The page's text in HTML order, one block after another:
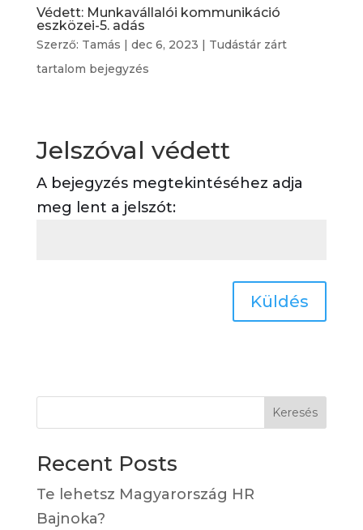
Védett: Munkavállalói kommunikáció
eszközei-5. adás
Szerző: Tamás | dec 6, 2023 | Tudástár zárt
tartalom bejegyzés
Jelszóval védett
A bejegyzés megtekintéséhez adja
meg lent a jelszót:
Küldés
Keresés
Recent Posts
Te lehetsz Magyarország HR
Bajnoka?